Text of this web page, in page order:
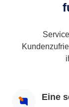
Eine